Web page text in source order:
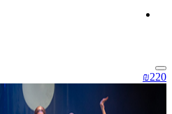
₪220